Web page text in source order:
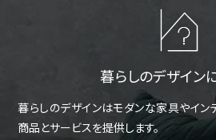
暮らしのデザイン
暮らしのデザインはモダンな家具やイ
商品とサービスを提供します。